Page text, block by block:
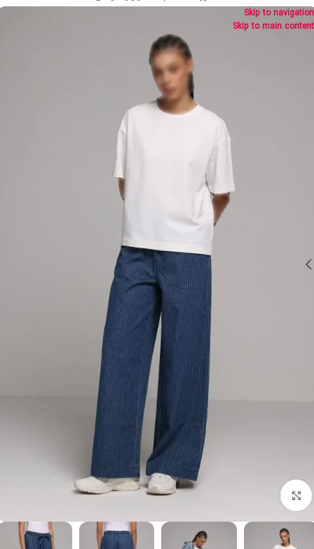
Skip to navigation
Skip to main content
برای بزرگنمایی کلیک کنید